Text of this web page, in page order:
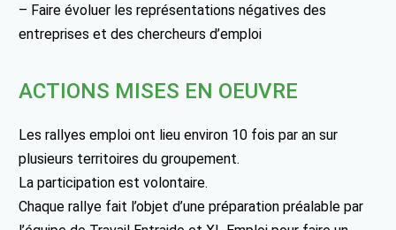
– Faire évoluer les représentations négatives des
entreprises et des chercheurs d’emploi
ACTIONS MISES EN OEUVRE
Les rallyes emploi ont lieu environ 10 fois par an sur
plusieurs territoires du groupement.
La participation est volontaire.
Chaque rallye fait l’objet d’une préparation préalable par